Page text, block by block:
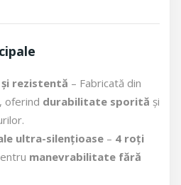
rezistentă – Fabricată din
, oferind durabilitate sporită și
ultra-silențioase – 4 roți
manevrabilitate fără